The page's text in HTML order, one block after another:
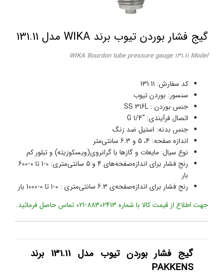
گیج‌ فشار بوردن تیوب برند WIKA مدل 131.11
WIKA Bourdon tube pressure gauge 131.11 Model
کد سفارش: 131.11
سنسور: بوردن تیوب
جنس بوردن : SS 316L
اتصال فرآیندی: “1/4 G
جنس بدنه: استیل ضد زنگ
اندازه صفحه: 4، 5 و 6.3 سانتی‌متر
نوع سیال: مایعات و گازها با گرانروی(ویسکوزیته) و تبلور کم
رنج فشار برای اندازه‌صفحه‌های 4 و 5 سانتی‌متری: 0-1 تا 0-600
بار
رنج فشار برای اندازه‌صفحه‌ی 6.3 سانتی‌متری : 0-1 تا 0-1000 بار
جهت اطلاع از قیمت کالا با شماره 88302413-021 تماس حاصل فرمائید.
گیج‌ فشار بوردن تیوب مدل 131.11 برند
PAKKENS